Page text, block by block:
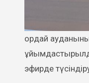
эфирде